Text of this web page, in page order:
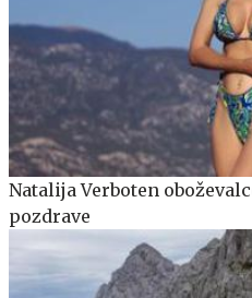
Natalija Verboten
pozdrave